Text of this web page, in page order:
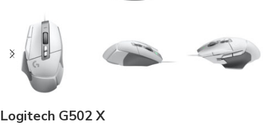
Logitech G502 X